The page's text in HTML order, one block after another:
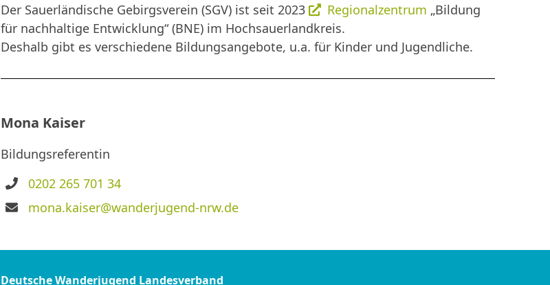
Der Sauerländische Gebirgsverein (SGV) ist seit 2023
Regionalzentrum „Bildung
für nachhaltige Entwicklung“ (BNE) im Hochsauerlandkreis.
Deshalb gibt es verschiedene Bildungsangebote, u.a. für Kinder und Jugendliche.
Mona Kaiser
Bildungsreferentin
Telefon
0202 265 701 34
E-
mona.kaiser@wanderjugend-nrw.de
Deutsche Wanderjugend Landesverband